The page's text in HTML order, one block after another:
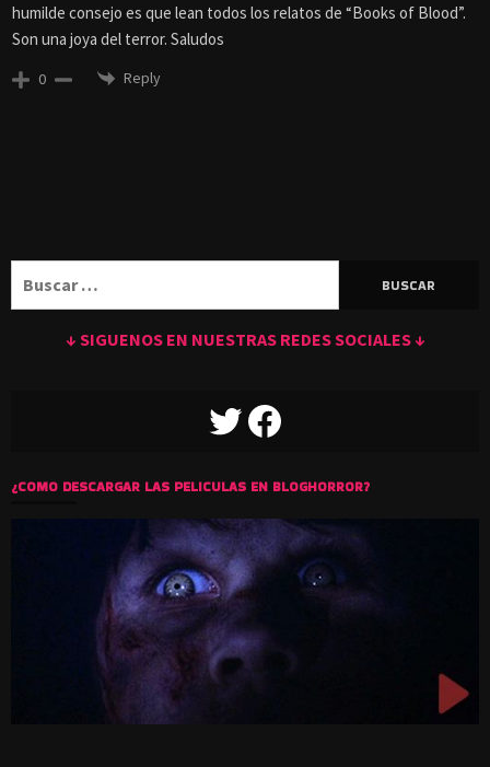
humilde consejo es que lean todos los relatos de “Books of Blood”.
Son una joya del terror. Saludos
0 Reply
↓ SIGUENOS EN NUESTRAS REDES SOCIALES ↓
TWITTERFACEBOOK
¿COMO DESCARGAR LAS PELICULAS EN BLOGHORROR?